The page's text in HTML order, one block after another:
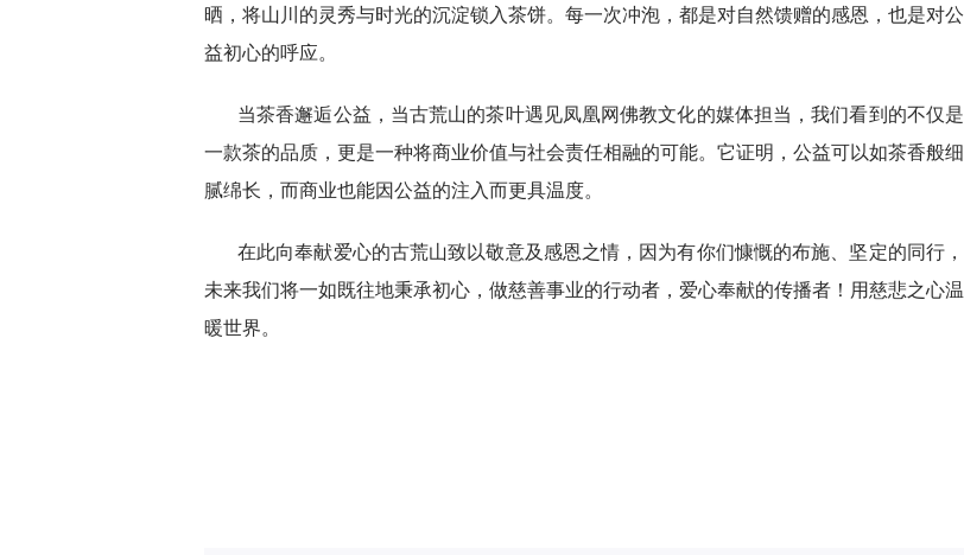
晒，将山川的灵秀与时光的沉淀锁入茶饼。每一次冲泡，都是对自然馈赠的感恩，也是对公
益初心的呼应。
当茶香邂逅公益，当古荒山的茶叶遇见凤凰网佛教文化的媒体担当，我们看到的不仅是
一款茶的品质，更是一种将商业价值与社会责任相融的可能。它证明，公益可以如茶香般细
腻绵长，而商业也能因公益的注入而更具温度。
在此向奉献爱心的古荒山致以敬意及感恩之情，因为有你们慷慨的布施、坚定的同行，
未来我们将一如既往地秉承初心，做慈善事业的行动者，爱心奉献的传播者！用慈悲之心温
暖世界。